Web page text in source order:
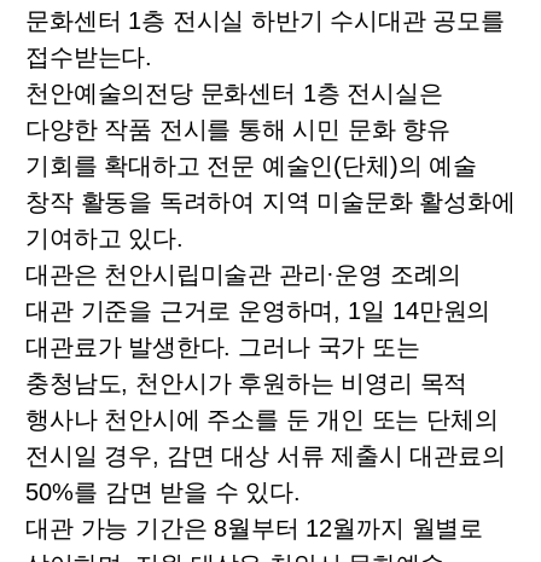
문화센터 1층 전시실 하반기 수시대관 공모를
접수받는다.
천안예술의전당 문화센터 1층 전시실은
다양한 작품 전시를 통해 시민 문화 향유
기회를 확대하고 전문 예술인(단체 )의 예술
창작 활동을 독려하여 지역 미술문화 활성화에
기여하고 있다.
대관은 천안시립미술관 관리 ·운영 조례의
대관 기준을 근거로 운영하며 , 1일 14만원의
대관료가 발생한다. 그러나 국가 또는
충청남도, 천안시가 후원하는 비영리 목적
행사나 천안시에 주소를 둔 개인 또는 단체의
전시일 경우, 감면 대상 서류 제출시 대관료의
50%를 감면 받을 수 있다.
대관 가능 기간은 8월부터 12월까지 월별로